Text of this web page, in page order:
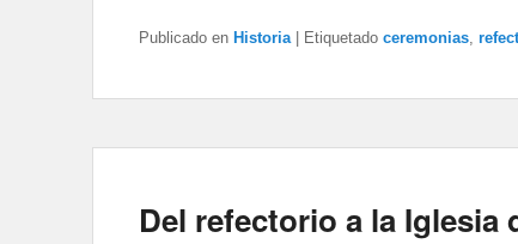
Publicado en Historia Etiquetado ceremonias,
Del refectorio a la Iglesia